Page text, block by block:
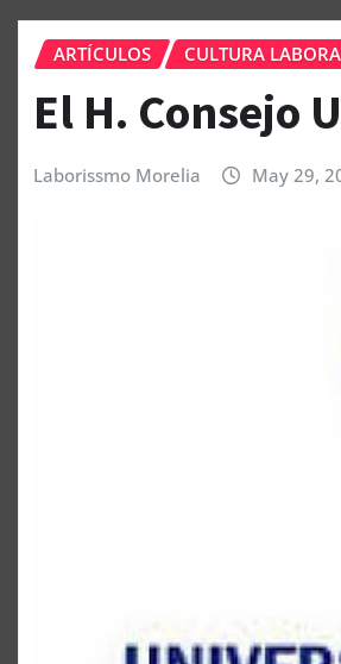
ARTÍCULOS CULTURA
El H. Consejo
Laborissmo Morelia May 29,